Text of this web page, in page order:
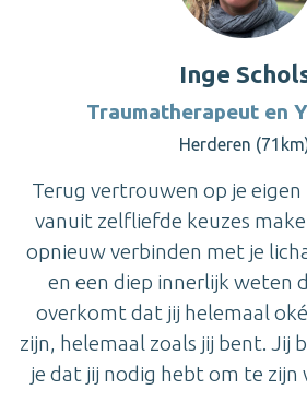
Inge
Traumatherapeut en
Herderen
Terug vertrouwen op je
vanuit zelfliefde keuzes
opnieuw verbinden met je
en een diep innerlijk weten
overkomt dat jij helemaal
zijn, helemaal zoals jij bent. Jij
je dat jij nodig hebt om te zijn